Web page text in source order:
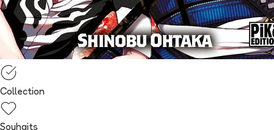
Collection
Souhaits